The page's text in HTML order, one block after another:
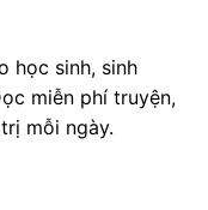
học sinh, sinh
miễn phí truyện,
mỗi ngày.